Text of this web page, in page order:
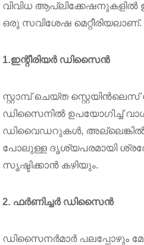
വിവിധ ആപ്ലിക്കേഷനുകളിൽ
ഒരു സവിശേഷ മെറ്റീരിയലാണ്.
1.ഇന്റീരിയർ ഡിസൈൻ
സ്റ്റാമ്പ് ചെയ്ത സ്റ്റെയിൻലെസ്
ഡിസൈനിൽ ഉപയോഗിച്ച്
ഡിവൈഡറുകൾ,
പോലുള്ള ദൃശ്യപരമായി
സൃഷ്ടിക്കാൻ കഴിയും.
2. ഫർണിച്ചർ ഡിസൈൻ
ഡിസൈനർമാർ പലപ്പോഴും